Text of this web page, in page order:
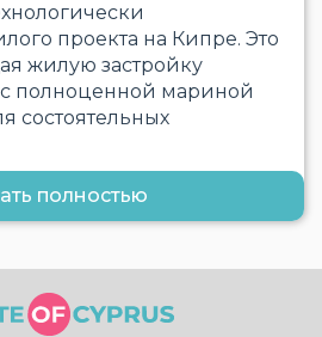
проекта на Кипре. Это
жилую застройку
полноценной мариной
состоятельных
полностью